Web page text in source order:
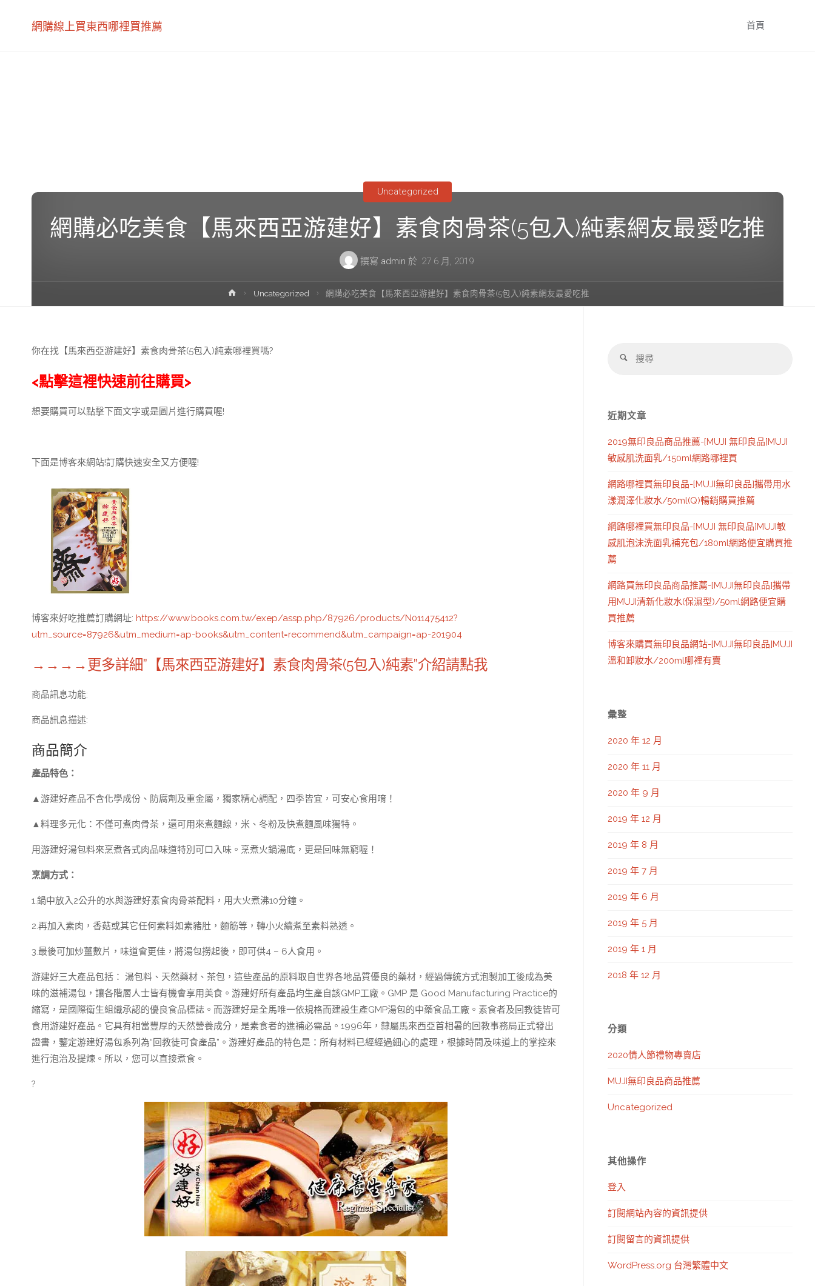
網購線上買東西哪裡買推薦 首頁
網購必吃美食【馬來西亞游建好】素食肉骨茶(5包入)純素網友最愛吃推
撰寫 admin 於 27 6 月, 2019
Uncategorized
首
頁
Uncategorized 網購必吃美食【馬來西亞游建好】素食肉骨茶(5包入)純素網友最愛吃推
你在找【馬來西亞游建好】素食肉骨茶(5包入)純素哪裡買嗎?
<點擊這裡快速前往購買>
想要購買可以點擊下面文字或是圖片進行購買喔!
下面是博客來網站!訂購快速安全又方便喔!
博客來好吃推薦訂購網址: https://www.books.com.tw/exep/assp.php/87926/products/N011475412?
utm_source=87926&utm_medium=ap-books&utm_content=recommend&utm_campaign=ap-201904
→→→→更多詳細”【馬來西亞游建好】素食肉骨茶(5包入)純素”介紹請點我
商品訊息功能:
商品訊息描述:
商品簡介
產品特色：
▲游建好產品不含化學成份、防腐劑及重金屬，獨家精心調配，四季皆宜，可安心食用唷！
▲料理多元化：不僅可煮肉骨茶，還可用來煮麵線，米、冬粉及快煮麵風味獨特。
用游建好湯包料來烹煮各式肉品味道特別可口入味。烹煮火鍋湯底，更是回味無窮喔！
烹調方式：
1.鍋中放入2公升的水與游建好素食肉骨茶配料，用大火煮沸10分鐘。
2.再加入素肉，香菇或其它任何素料如素豬肚，麵筋等，轉小火續煮至素料熟透。
3.最後可加炒薑數片，味道會更佳，將湯包撈起後，即可供4 – 6人食用。
游建好三大產品包括： 湯包料、天然藥材、茶包，這些產品的原料取自世界各地品質優良的藥材，經過傳統方式泡製加工後成為美
味的滋補湯包，讓各階層人士皆有機會享用美食。游建好所有產品均生產自該GMP工廠。GMP 是 Good Manufacturing Practice的
縮寫，是國際衛生組織承認的優良食品標誌。而游建好是全馬唯一依規格而建設生產GMP湯包的中藥食品工廠。素食者及回教徒皆可
食用游建好產品。它具有相當豐厚的天然營養成分，是素食者的進補必需品。1996年，隸屬馬來西亞首相暑的回教事務局正式發出
證書，鑒定游建好湯包系列為“回教徒可食產品”。游建好產品的特色是：所有材料已經經過細心的處理，根據時間及味道上的掌控來
進行泡治及提煉。所以，您可以直接煮食。
?
搜
近期文章
2019無印良品商品推薦-[MUJI 無印良品]MUJI
敏感肌洗面乳/150ml網路哪裡買
網路哪裡買無印良品-[MUJI無印良品]攜帶用水
漾潤澤化妝水/50ml(Q)暢銷購買推薦
網路哪裡買無印良品-[MUJI 無印良品]MUJI敏
感肌泡沫洗面乳補充包/180ml網路便宜購買推
薦
網路買無印良品商品推薦-[MUJI無印良品]攜帶
用MUJI清新化妝水(保濕型)/50ml網路便宜購
買推薦
博客來購買無印良品網站-[MUJI無印良品]MUJI
溫和卸妝水/200ml哪裡有賣
彙整
2020 年 12 月
2020 年 11 月
2020 年 9 月
2019 年 12 月
2019 年 8 月
2019 年 7 月
2019 年 6 月
2019 年 5 月
2019 年 1 月
2018 年 12 月
分類
2020情人節禮物專賣店
MUJI無印良品商品推薦
Uncategorized
其他操作
登入
訂閱網站內容的資訊提供
訂閱留言的資訊提供
WordPress.org 台灣繁體中文